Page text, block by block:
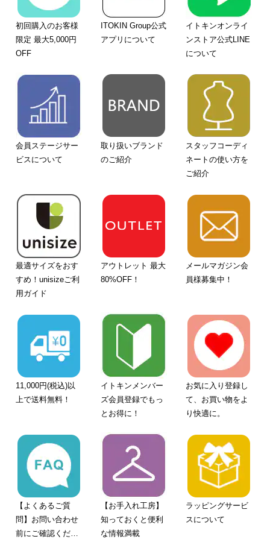
初回購入のお客様
限定 最大5,000円
OFF
ITOKIN Group公式
アプリについて
イトキンオンライ
ンストア公式LINE
について
会員ステージサー
ビスについて
取り扱いブランド
のご紹介
スタッフコーディ
ネートの使い方を
ご紹介
最適サイズをおす
すめ！unisizeご利
用ガイド
アウトレット 最大
80%OFF！
メールマガジン会
員様募集中！
11,000円(税込)以
上で送料無料！
イトキンメンバー
ズ会員登録でもっ
とお得に！
お気に入り登録し
て、お買い物をよ
り快適に。
【よくあるご質
問】お問い合わせ
前にご確認くださ
【お手入れ工房】
知っておくと便利
な情報満載
ラッピングサービ
スについて